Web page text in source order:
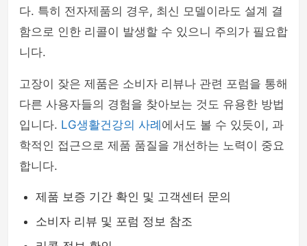
다. 특히 전자제품의 경우, 최신 모델이라도 설계 결
함으로 인한 리콜이 발생할 수 있으니 주의가 필요합
니다.
고장이 잦은 제품은 소비자 리뷰나 관련 포럼을 통해
다른 사용자들의 경험을 찾아보는 것도 유용한 방법
입니다. LG생활건강의 사례 에서도 볼 수 있듯이, 과
학적인 접근으로 제품 품질을 개선하는 노력이 중요
합니다.
제품 보증 기간 확인 및 고객센터 문의
소비자 리뷰 및 포럼 정보 참조